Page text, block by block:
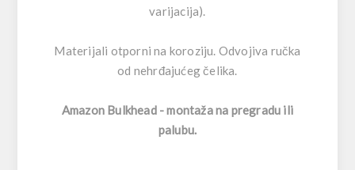
varijacija).
Materijali otporni na koroziju. Odvojiva ručka
od nehrđajućeg čelika.
Amazon Bulkhead - montaža na pregradu ili
palubu.